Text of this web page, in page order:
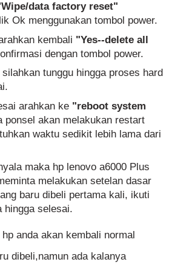
data factory reset"
Ok menggunakan tombol power.
kembali "Yes--delete all
dengan tombol power.
tunggu hingga proses hard
arahkan ke "reboot system
ponsel akan melakukan restart
waktu sedikit lebih lama dari
maka hp lenovo a6000 Plus
melakukan setelan dasar
baru dibeli pertama kali, ikuti
hingga selesai.
anda akan kembali normal
dibeli,namun ada kalanya